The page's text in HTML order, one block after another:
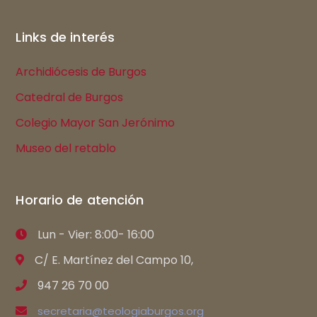
Links de interés
Archidiócesis de Burgos
Catedral de Burgos
Colegio Mayor San Jerónimo
Museo del retablo
Horario de atención
Lun - Vier: 8:00- 16:00
C/ E. Martínez del Campo 10,
947 26 70 00
secretaria@teologiaburgos.org